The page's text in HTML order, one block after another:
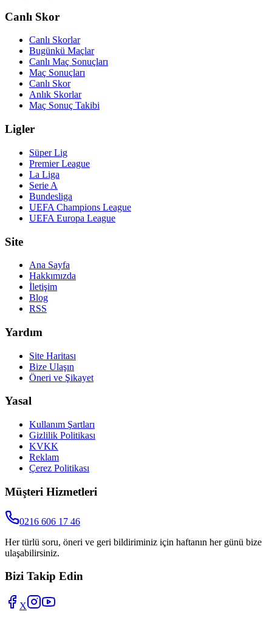
Canlı Skor
Canlı Skorlar
Bugünkü Maçlar
Canlı Maç Sonuçları
Maç Sonuçları
Canlı Skor
Anlık Skorlar
Maç Sonuç Takibi
Ligler
Süper Lig
Premier League
La Liga
Serie A
Bundesliga
UEFA Champions League
UEFA Europa League
Site
Ana Sayfa
Hakkımızda
İletişim
Blog
RSS
Yardım
Site Haritası
Bize Ulaşın
Öneri ve Şikayet
Yasal
Kullanım Şartları
Gizlilik Politikası
KVKK
Reklam
Çerez Politikası
Müşteri Hizmetleri
0216 606 17 46
Her türlü soru, öneri ve geri bildiriminiz için haftanın her günü bize
ulaşabilirsiniz.
Bizi Takip Edin
X